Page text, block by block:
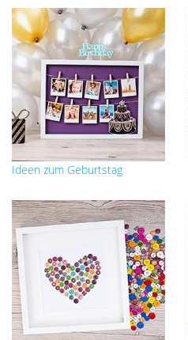
Ideen zum Geburtstag